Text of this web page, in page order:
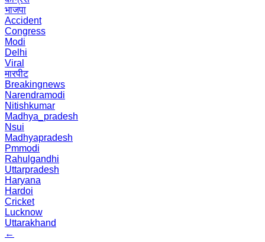
भाजपा
Accident
Congress
Modi
Delhi
Viral
मारपीट
Breakingnews
Narendramodi
Nitishkumar
Madhya_pradesh
Nsui
Madhyapradesh
Pmmodi
Rahulgandhi
Uttarpradesh
Haryana
Hardoi
Cricket
Lucknow
Uttarakhand
←